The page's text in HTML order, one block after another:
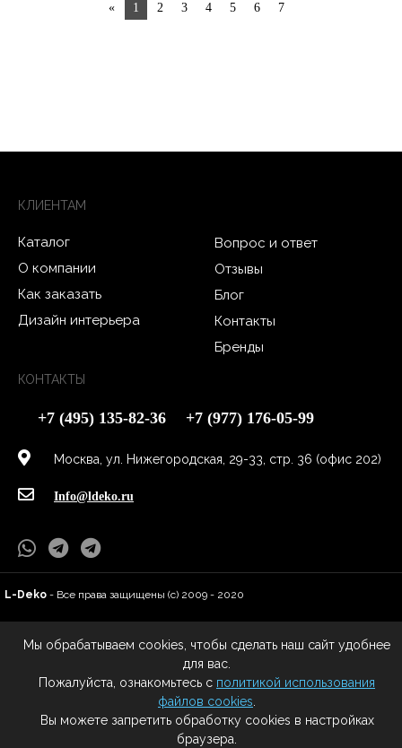
« 1 2 3 4 5 6 7
КЛИЕНТАМ
Каталог
О компании
Как заказать
Дизайн интерьера
Вопрос и ответ
Отзывы
Блог
Контакты
Бренды
КОНТАКТЫ
+7 (495) 135-82-36 +7 (977) 176-05-99
Москва, ул. Нижегородская, 29-33, стр. 36 (офис 202)
Info@ldeko.ru
L-Deko - Все права защищены (c) 2009 - 2020
Все права на материалы, находящиеся на сайте охраняются в соответствии с
законодательством РФ, в том числе, об авторском праве и смежных правах.
гиперссылка на сайт правообладателя обязательна.
Мы обрабатываем cookies, чтобы сделать наш сайт удобнее
для вас.
Пожалуйста, ознакомьтесь с политикой использования
файлов cookies
Вы можете запретить обработку cookies в настройках
браузера.